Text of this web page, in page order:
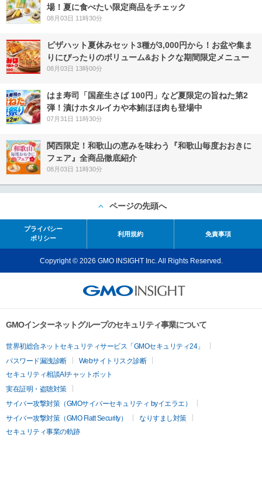
場！夏に食べたい限定商品をチェック
08月03日 11時30分
ピザハット夏休みセット3種が3,000円から！お盆や集ま
りにぴったりのボリューム&おトクな期間限定メニュー
08月03日 13時00分
はま寿司「国産生さば 100円」など夏限定の旨ねた第2
弾！漬けホタルイカや本鮪ほほ肉も登場中
07月31日 11時30分
関西限定！和歌山の恵みを味わう『和歌山毎度おおきに
フェア』全商品徹底紹介
08月03日 11時30分
ページの先頭へ
プライバシー
ポリシー
利用規約 免責事項
Copyright © 2026 GMO INSIGHT Inc. All Rights Reserved.
GMOインターネットグループのセキュリティ事業について
世界初総合ネットセキュリティサービス「GMOセキュリティ24」
パスワード漏洩診断
Webサイトリスク診断
セキュリティ相談AIチャットボット
実在証明・盗聴対策
サイバー攻撃対策（GMOサイバーセキュリティ byイエラエ）
サイバー攻撃対策（GMO Flatt Security）
なりすまし対策
セキュリティ事業の軌跡